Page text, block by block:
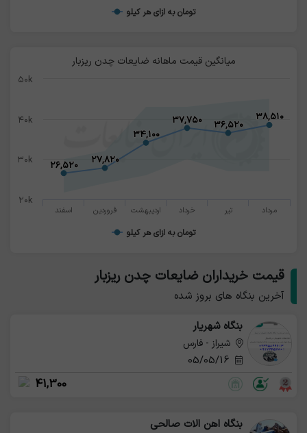
تومان به ازای هر کیلو
میانگین قیمت ماهانه ضایعات چدن ریزبار
۲۶,۵۲۰
۲۶,۵۲۰ ۲۷,۸۲۰
۲۷,۸۲۰
۳۴,۱۰۰
۳۴,۱۰۰
۳۷,۷۵۰
۳۷,۷۵۰ ۳۶,۵۲۰
۳۶,۵۲۰
۳۸,۵۱۰
۳۸,۵۱۰
تومان به ازای هر کیلو
اسفند فروردین اردیبهشت خرداد تیر مرداد
۲۰k
۳۰k
۴۰k
۵۰k
قیمت خریداران ضایعات چدن ریزبار
آخرین بنگاه های بروز شده
بنگاه شهریار
شیراز - فارس
05/05/16
41,300
بنگاه اهن الات صالحی